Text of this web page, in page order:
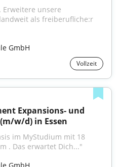
unsere
GmbH
Vollzeit
Expansions- und
w/d) in Essen
im MyStudium mit 18
. Das erwartet Dich..."